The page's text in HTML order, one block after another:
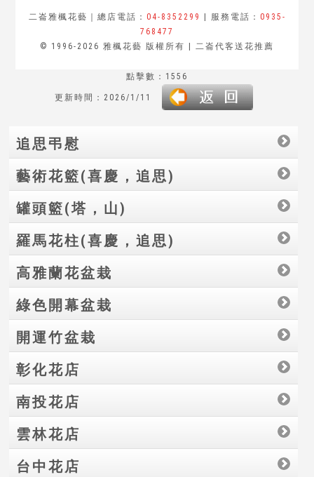
二崙雅楓花藝｜總店電話： 04-8352299 | 服務電話： 0935-
768477
© 1996-2026 雅楓花藝 版權所有 | 二崙代客送花推薦
點擊數：1556
更新時間：2026/1/11
追思弔慰
藝術花籃(喜慶，追思)
罐頭籃(塔，山)
羅馬花柱(喜慶，追思)
高雅蘭花盆栽
綠色開幕盆栽
開運竹盆栽
彰化花店
南投花店
雲林花店
台中花店